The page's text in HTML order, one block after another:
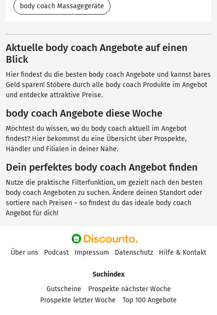
body coach Massagegeräte
Aktuelle body coach Angebote auf einen
Blick
Hier findest du die besten body coach Angebote und kannst bares
Geld sparen! Stöbere durch alle body coach Produkte im Angebot
und entdecke attraktive Preise.
body coach Angebote diese Woche
Möchtest du wissen, wo du body coach aktuell im Angebot
findest? Hier bekommst du eine Übersicht über Prospekte,
Händler und Filialen in deiner Nähe.
Dein perfektes body coach Angebot finden
Nutze die praktische Filterfunktion, um gezielt nach den besten
body coach Angeboten zu suchen. Ändere deinen Standort oder
sortiere nach Preisen – so findest du das ideale body coach
Angebot für dich!
Über uns Podcast Impressum Datenschutz Hilfe & Kontakt
Suchindex
Gutscheine
Prospekte nächster Woche
Prospekte letzter Woche
Top 100 Angebote